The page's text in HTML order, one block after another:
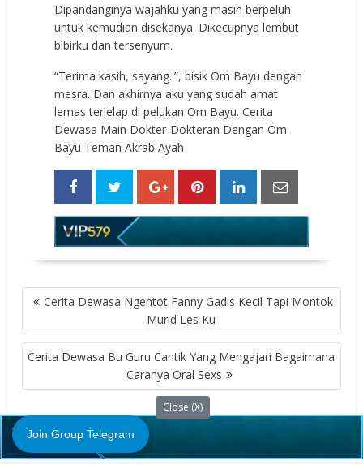
Dipandanginya wajahku yang masih berpeluh
untuk kemudian disekanya. Dikecupnya lembut
bibirku dan tersenyum.
“Terima kasih, sayang..”, bisik Om Bayu dengan
mesra. Dan akhirnya aku yang sudah amat
lemas terlelap di pelukan Om Bayu. Cerita
Dewasa Main Dokter-Dokteran Dengan Om
Bayu Teman Akrab Ayah
POST
NAVIGATION
Cerita Dewasa Ngentot Fanny Gadis Kecil Tapi Montok
Murid Les Ku
Cerita Dewasa Bu Guru Cantik Yang Mengajari Bagaimana
Caranya Oral Sexs
HALAMAN TERKAIT
Close (X)
Join Group Telegram